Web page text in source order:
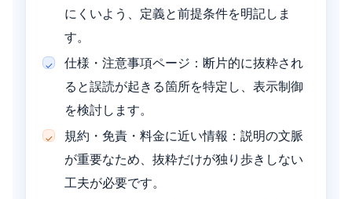
にくいよう、定義と前提条件を明記しま
す。
仕様・注意事項ページ：断片的に抜粋され
ると誤読が起きる箇所を特定し、表示制御
を検討します。
規約・免責・料金に近い情報：説明の文脈
が重要なため、抜粋だけが独り歩きしない
工夫が必要です。